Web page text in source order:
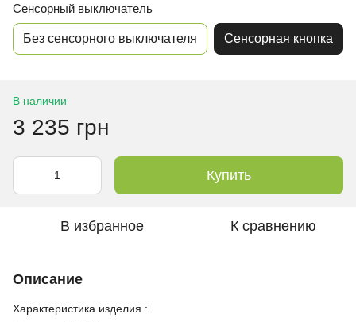
Сенсорный выключатель
Без сенсорного выключателя Сенсорная кнопка
В наличии
3 235 грн
Купить
В избранное К сравнению
Описание
Характеристика изделия :